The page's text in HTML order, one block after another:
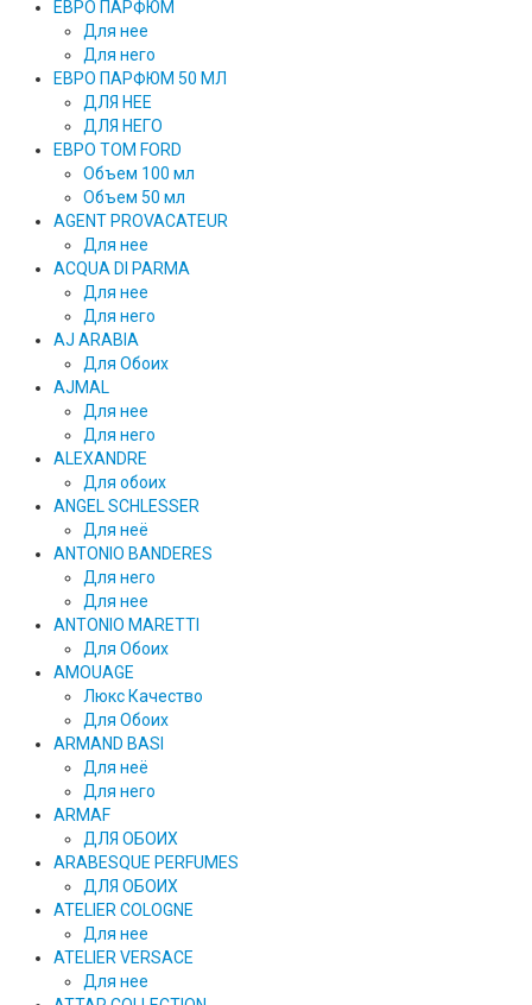
ЕВРО ПАРФЮМ
Для нее
Для него
ЕВРО ПАРФЮМ 50 МЛ
ДЛЯ НЕЕ
ДЛЯ НЕГО
ЕВРО TOM FORD
Объем 100 мл
Объем 50 мл
AGENT PROVACATEUR
Для нее
ACQUA DI PARMA
Для нее
Для него
AJ ARABIA
Для Обоих
AJMAL
Для нее
Для него
ALEXANDRE
Для обоих
ANGEL SCHLESSER
Для неё
ANTONIO BANDERES
Для него
Для нее
ANTONIO MARETTI
Для Обоих
AMOUAGE
Люкс Качество
Для Обоих
ARMAND BASI
Для неё
Для него
ARMAF
ДЛЯ ОБОИХ
ARABESQUE PERFUMES
ДЛЯ ОБОИХ
ATELIER COLOGNE
Для нее
ATELIER VERSACE
Для нее